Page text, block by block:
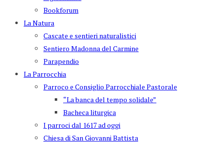
Bookforum
La Natura
Cascate e sentieri naturalistici
Sentiero Madonna del Carmine
Parapendio
La Parrocchia
Parroco e Consiglio Parrocchiale Pastorale
“La banca del tempo solidale”
Bacheca liturgica
I parroci dal 1617 ad oggi
Chiesa di San Giovanni Battista